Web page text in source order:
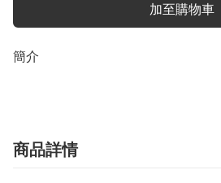
加至購物車
簡介
商品詳情